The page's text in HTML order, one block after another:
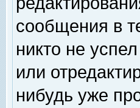
сообщения в
никто не
или
нибудь уже